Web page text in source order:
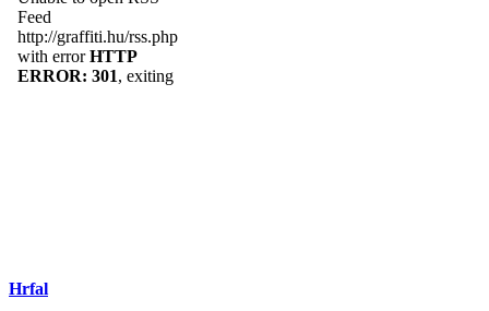
Hrfal